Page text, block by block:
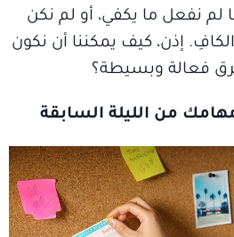
لم نفعل ما يكفي، أو لم نكن
إذن، كيف يمكننا أن نكون
فعالة وبسيطة؟